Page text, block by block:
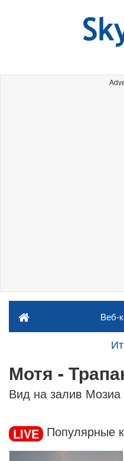
Веб-
Мотя -
Вид на залив Мозиа
LIVE Популярные